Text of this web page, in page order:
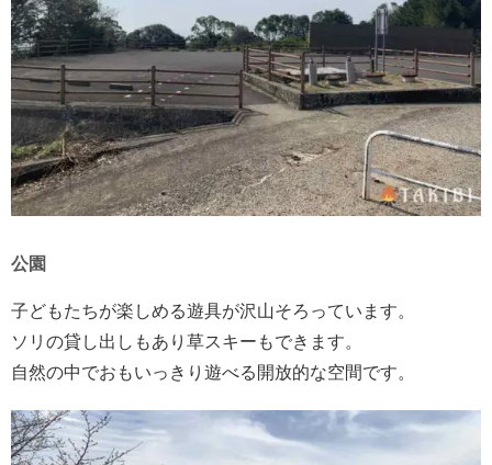
公園
子どもたちが楽しめる遊具が沢山そろっています。
ソリの貸し出しもあり草スキーもできます。
自然の中でおもいっきり遊べる開放的な空間です。